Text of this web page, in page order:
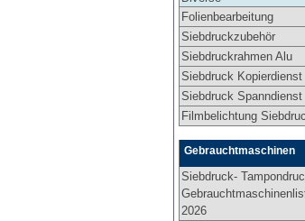
Folienbearbeitung
Siebdruckzubehör
Siebdruckrahmen Alu
Siebdruck Kopierdienst
Siebdruck Spanndienst
Filmbelichtung
Gebrauchtmaschinen
Siebdruck-
2026